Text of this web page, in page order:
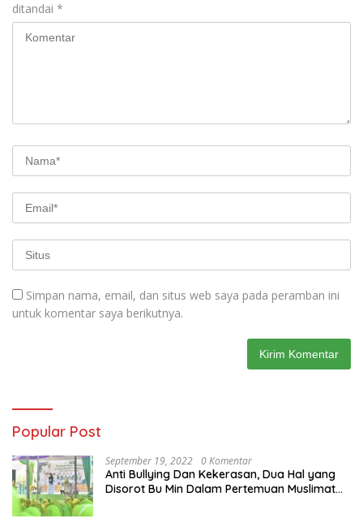
ditandai *
Simpan nama, email, dan situs web saya pada peramban ini
untuk komentar saya berikutnya.
Popular Post
September 19, 2022 0 Komentar
Anti Bullying Dan Kekerasan, Dua Hal yang
Disorot Bu Min Dalam Pertemuan Muslimat